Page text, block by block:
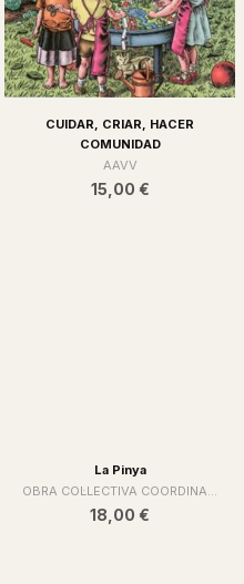
CUIDAR, CRIAR, HACER
COMUNIDAD
AAVV
15,00 €